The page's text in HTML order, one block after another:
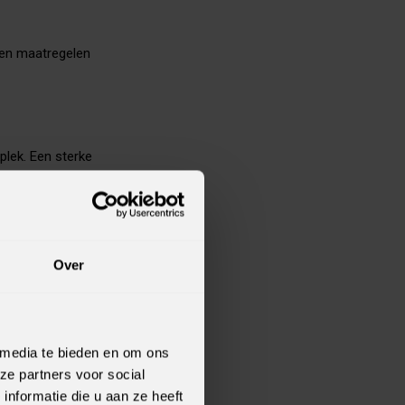
Over
te bieden en om ons
partners voor social
die u aan ze heeft
maatregelen
Een sterke
performance